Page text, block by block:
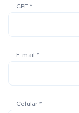
CPF *
E-mail *
Celular*